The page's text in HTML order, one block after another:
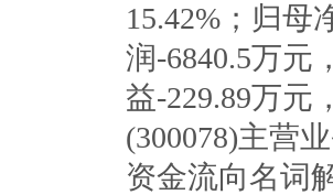
15.42%；归母
润-6840.5万元
益-229.89万元
(300078)主营
资金流向名词